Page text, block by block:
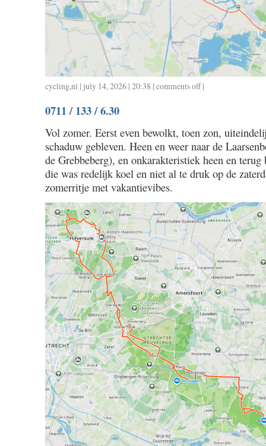
cycling,nl | july 14, 2026 | 20:38 | comments offon
1.00
|
0711 / 133 / 6.30
Vol zomer. Eerst even bewolkt, toen zon,
schaduw gebleven. Heen en weer naar de
de Grebbeberg), en onkarakteristiek heen en
die was redelijk koel en niet al te druk op de
zomerritje met vakantievibes.